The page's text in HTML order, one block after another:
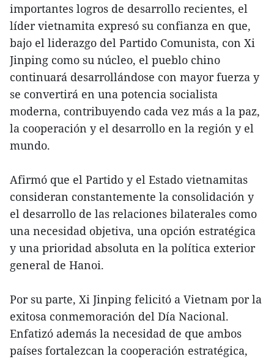
importantes logros de desarrollo recientes, el
líder vietnamita expresó su confianza en que,
bajo el liderazgo del Partido Comunista, con Xi
Jinping como su núcleo, el pueblo chino
continuará desarrollándose con mayor fuerza y
se convertirá en una potencia socialista
moderna, contribuyendo cada vez más a la paz,
la cooperación y el desarrollo en la región y el
mundo.
Afirmó que el Partido y el Estado vietnamitas
consideran constantemente la consolidación y
el desarrollo de las relaciones bilaterales como
una necesidad objetiva, una opción estratégica
y una prioridad absoluta en la política exterior
general de Hanoi.
Por su parte, Xi Jinping felicitó a Vietnam por la
exitosa conmemoración del Día Nacional.
Enfatizó además la necesidad de que ambos
países fortalezcan la cooperación estratégica,